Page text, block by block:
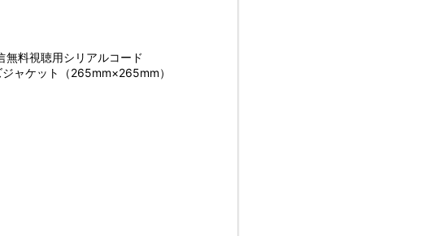
無料視聴用シリアルコード
ャケット（265mm×265mm）